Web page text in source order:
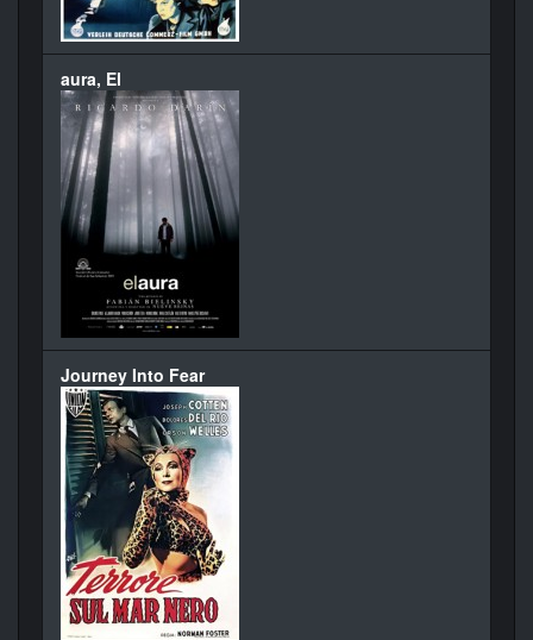
aura, El
Journey Into Fear